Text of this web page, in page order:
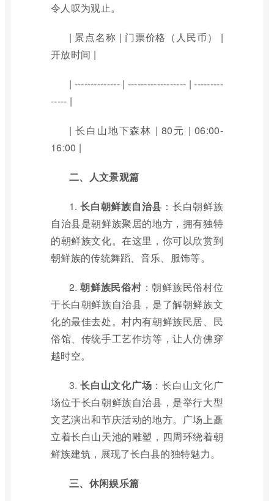
令人叹为观止。
| 景点名称 | 门票价格（人民币） |
开放时间 |
| -------------- | ------------------ | ---------
----- |
| 长白山地下森林 | 80元 | 06:00-
16:00 |
二、人文景观篇
1.长白朝鲜族自治县 ：长白朝鲜族
自治县是朝鲜族聚居的地方，拥有独特
的朝鲜族文化。在这里，你可以欣赏到
朝鲜族的传统舞蹈、音乐、服饰等。
2.朝鲜族民俗村：朝鲜族民俗村位
于长白朝鲜族自治县，是了解朝鲜族文
化的最佳去处。村内有朝鲜族民居、民
俗馆、传统手工艺作坊等，让人仿佛穿
越时空。
3.长白山文化广场 ：长白山文化广
场位于长白朝鲜族自治县，是举行大型
文艺演出和节庆活动的地方。广场上矗
立着长白山天池的雕塑，四周环绕着朝
鲜族建筑，展现了长白县的独特魅力。
三、休闲娱乐篇